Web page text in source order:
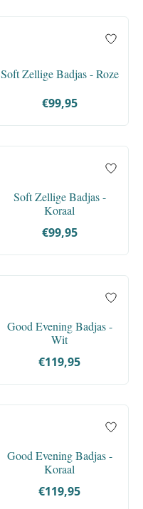
Soft Zellige Badjas - Roze
€99,95
Soft Zellige Badjas -
Koraal
€99,95
Good Evening Badjas -
Wit
€119,95
Good Evening Badjas -
Koraal
€119,95